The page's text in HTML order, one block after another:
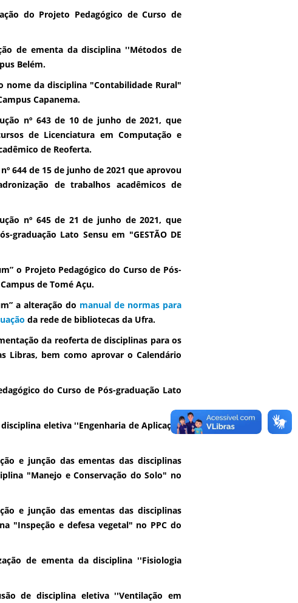
do Projeto Pedagógico de Curso de
de ementa da disciplina ''Métodos de
Belém.
nome da disciplina "Contabilidade Rural"
Capanema.
nº 643 de 10 de junho de 2021, que
de Licenciatura em Computação e
de Reoferta.
644 de 15 de junho de 2021 que aprovou
de trabalhos acadêmicos de
nº 645 de 21 de junho de 2021, que
graduação Lato Sensu em "GESTÃO DE
o Projeto Pedagógico do Curso de Pós-
de Tomé Açu.
a alteração do manual de normas para
da rede de bibliotecas da Ufra.
da reoferta de disciplinas para os
Libras, bem como aprovar o Calendário
do Curso de Pós-graduação Lato
eletiva ''Engenharia de Aplicação
e junção das ementas das disciplinas
"Manejo e Conservação do Solo" no
e junção das ementas das disciplinas
"Inspeção e defesa vegetal" no PPC do
de ementa da disciplina ''Fisiologia
de disciplina eletiva ''Ventilação em